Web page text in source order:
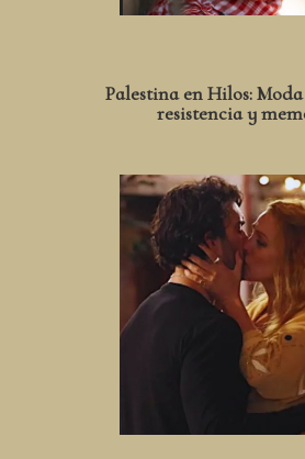
Palestina en Hilos:
resistencia y